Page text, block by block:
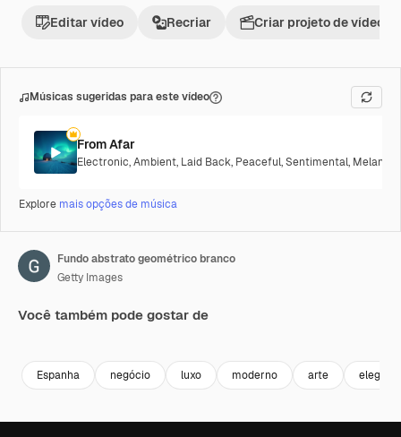
Editar vídeo Recriar Criar projeto de vídeo
Músicas sugeridas para este vídeo
From Afar
Electronic,Ambient, Laid Back, Peaceful,Sentimental,
Explore mais opções de música
Fundo abstrato geométrico branco
Getty Images
Você também pode gostar de
Espanha negócio luxo moderno arte